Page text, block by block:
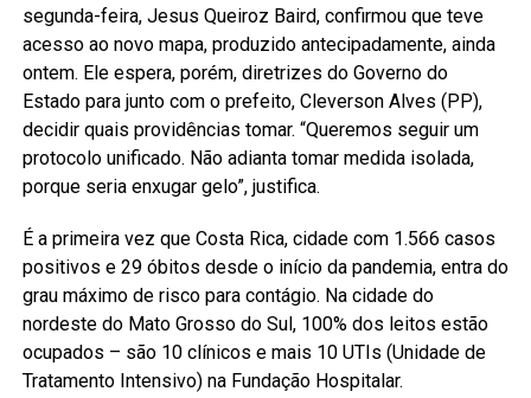
segunda-feira, Jesus Queiroz Baird, confirmou que teve
acesso ao novo mapa, produzido antecipadamente, ainda
ontem. Ele espera, porém, diretrizes do Governo do
Estado para junto com o prefeito, Cleverson Alves (PP),
decidir quais providências tomar. “Queremos seguir um
protocolo unificado. Não adianta tomar medida isolada,
porque seria enxugar gelo”, justifica.
É a primeira vez que Costa Rica, cidade com 1.566 casos
positivos e 29 óbitos desde o início da pandemia, entra do
grau máximo de risco para contágio. Na cidade do
nordeste do Mato Grosso do Sul, 100% dos leitos estão
ocupados – são 10 clínicos e mais 10 UTIs (Unidade de
Tratamento Intensivo) na Fundação Hospitalar.